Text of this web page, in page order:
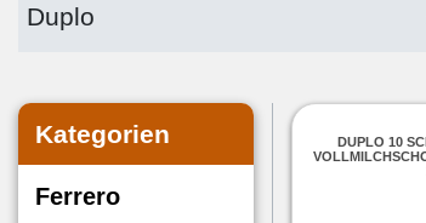
Duplo
Kategorien
Ferrero
DUPLO 10